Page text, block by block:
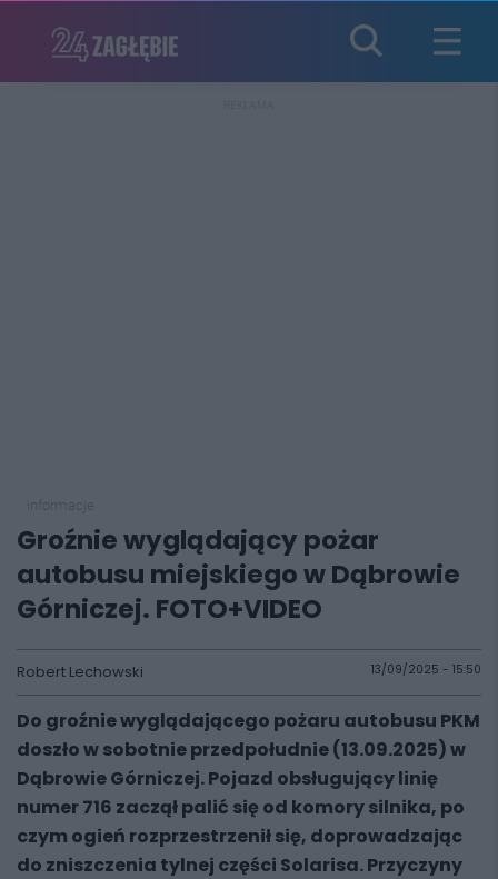
Groźnie wyglądający pożar
autobusu miejskiego w Dąbrowie
Górniczej. FOTO+VIDEO
Robert Lechowski 13/09/2025 - 15:50
Do groźnie wyglądającego pożaru autobusu PKM
doszło w sobotnie przedpołudnie (13.09.2025) w
Dąbrowie Górniczej. Pojazd obsługujący linię
numer 716 zaczął palić się od komory silnika, po
czym ogień rozprzestrzenił się, doprowadzając
do zniszczenia tylnej części Solarisa. Przyczyny